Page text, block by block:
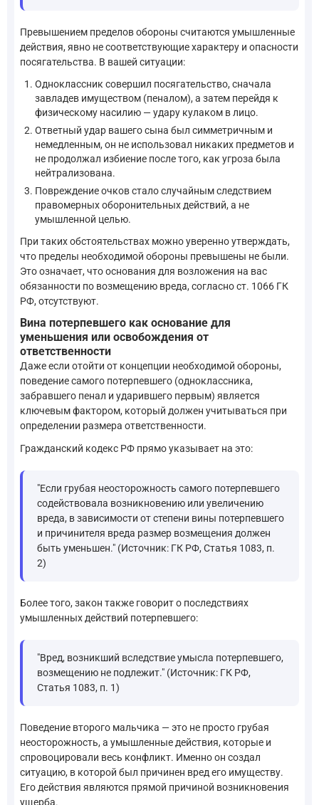
Превышением пределов обороны считаются умышленные
действия, явно не соответствующие характеру и опасности
посягательства. В вашей ситуации:
Одноклассник совершил посягательство, сначала
завладев имуществом (пеналом), а затем перейдя к
физическому насилию — удару кулаком в лицо.
Ответный удар вашего сына был симметричным и
немедленным, он не использовал никаких предметов и
не продолжал избиение после того, как угроза была
нейтрализована.
Повреждение очков стало случайным следствием
правомерных оборонительных действий, а не
умышленной целью.
При таких обстоятельствах можно уверенно утверждать,
что пределы необходимой обороны превышены не были.
Это означает, что основания для возложения на вас
обязанности по возмещению вреда, согласно ст. 1066 ГК
РФ, отсутствуют.
Вина потерпевшего как основание для
уменьшения или освобождения от
ответственности
Даже если отойти от концепции необходимой обороны,
поведение самого потерпевшего (одноклассника,
забравшего пенал и ударившего первым) является
ключевым фактором, который должен учитываться при
определении размера ответственности.
Гражданский кодекс РФ прямо указывает на это:
"Если грубая неосторожность самого потерпевшего
содействовала возникновению или увеличению
вреда, в зависимости от степени вины потерпевшего
и причинителя вреда размер возмещения должен
быть уменьшен." (Источник: ГК РФ, Статья 1083, п.
2)
Более того, закон также говорит о последствиях
умышленных действий потерпевшего:
"Вред, возникший вследствие умысла потерпевшего,
возмещению не подлежит." (Источник: ГК РФ,
Статья 1083, п. 1)
Поведение второго мальчика — это не просто грубая
неосторожность, а умышленные действия, которые и
спровоцировали весь конфликт. Именно он создал
ситуацию, в которой был причинен вред его имуществу.
Его действия являются прямой причиной возникновения
ущерба.